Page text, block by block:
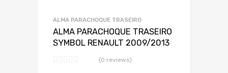
ALMA PARACHOQUE TRASEIRO
ALMA PARACHOQUE TRASEIRO
SYMBOL RENAULT 2009/2013
(0 reviews)